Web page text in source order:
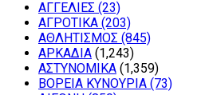
ΑΓΓΕΛΙΕΣ (23)
ΑΓΡΟΤΙΚΑ (203)
ΑΘΛΗΤΙΣΜΟΣ (845)
ΑΡΚΑΔΙΑ (1,243)
ΑΣΤΥΝΟΜΙΚΑ (1,359)
ΒΟΡΕΙΑ ΚΥΝΟΥΡΙΑ (73)